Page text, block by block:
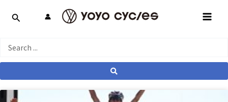
Search